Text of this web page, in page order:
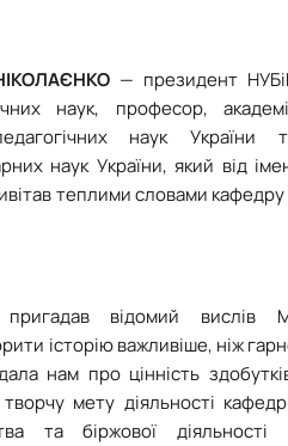
— президент
наук, професор,
наук України
наук України, який від
теплими словами кафедру
пригадав відомий вислів
історію важливіше, ніж
нам про цінність
мету діяльності
та біржової діяльності